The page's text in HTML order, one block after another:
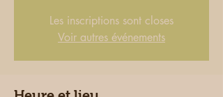
Les inscriptions sont closes
Voir autres événements